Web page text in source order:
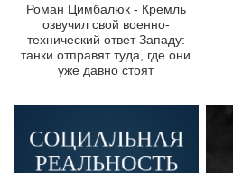
Роман Цимбалюк - Кремль
озвучил свой военно-
технический ответ Западу:
танки отправят туда, где они
уже давно стоят